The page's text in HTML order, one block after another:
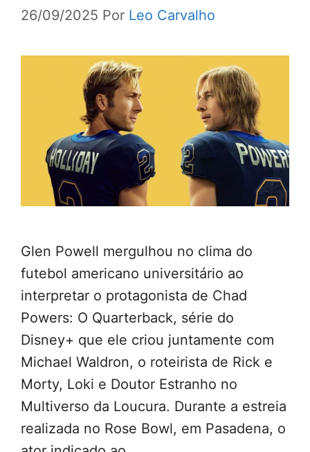
26/09/2025 Por Leo Carvalho
Glen Powell mergulhou no clima do
futebol americano universitário ao
interpretar o protagonista de Chad
Powers: O Quarterback, série do
Disney+ que ele criou juntamente com
Michael Waldron, o roteirista de Rick e
Morty, Loki e Doutor Estranho no
Multiverso da Loucura. Durante a estreia
realizada no Rose Bowl, em Pasadena, o